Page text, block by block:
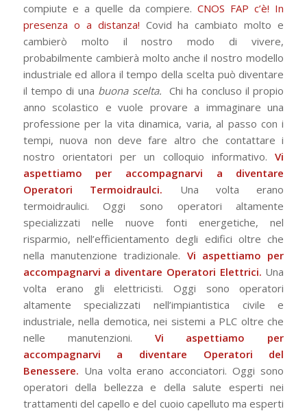
compiute e a quelle da compiere.CNOS FAP c’è! In
presenza o a distanza! Covid ha cambiato molto e
cambierò molto il nostro modo di vivere,
probabilmente cambierà molto anche il nostro modello
industriale ed allora il tempo della scelta può diventare
il tempo di una buona scelta. Chi ha concluso il propio
anno scolastico e vuole provare a immaginare una
professione per la vita dinamica, varia, al passo con i
tempi, nuova non deve fare altro che contattare i
nostro orientatori per un colloquio informativo.Vi
aspettiamo per accompagnarvi a diventare
Operatori Termoidraulci. Una volta erano
termoidraulici. Oggi sono operatori altamente
specializzati nelle nuove fonti energetiche, nel
risparmio, nell’efficientamento degli edifici oltre che
nella manutenzione tradizionale. Vi aspettiamo per
accompagnarvi a diventare Operatori Elettrici. Una
volta erano gli elettricisti. Oggi sono operatori
altamente specializzati nell’impiantistica civile e
industriale, nella demotica, nei sistemi a PLC oltre che
nelle manutenzioni. Vi aspettiamo per
accompagnarvi a diventare Operatori del
Benessere. Una volta erano acconciatori. Oggi sono
operatori della bellezza e della salute esperti nei
trattamenti del capello e del cuoio capelluto ma esperti